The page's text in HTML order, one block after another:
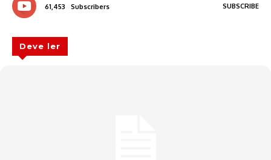
61,453 Subscribers SUBSCRIBE
Deve ler